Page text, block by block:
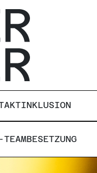
INKLUSION
BESETZUNG